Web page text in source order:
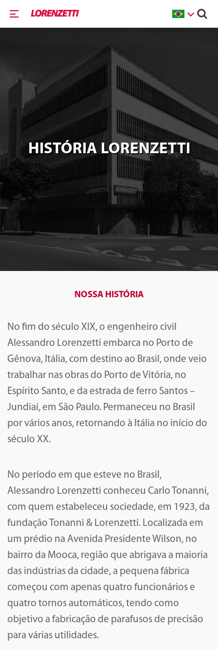
HISTÓRIA LORENZETTI
NOSSA HISTÓRIA
No fim do século XIX, o engenheiro civil
Alessandro Lorenzetti embarca no Porto de
Gênova, Itália, com destino ao Brasil, onde veio
trabalhar nas obras do Porto de Vitória, no
Espírito Santo, e da estrada de ferro Santos –
Jundiaí, em São Paulo. Permaneceu no Brasil
por vários anos, retornando à Itália no início do
século XX.
No período em que esteve no Brasil,
Alessandro Lorenzetti conheceu Carlo Tonanni,
com quem estabeleceu sociedade, em 1923, da
fundação Tonanni & Lorenzetti. Localizada em
um prédio na Avenida Presidente Wilson, no
bairro da Mooca, região que abrigava a maioria
das indústrias da cidade, a pequena fábrica
começou com apenas quatro funcionários e
quatro tornos automáticos, tendo como
objetivo a fabricação de parafusos de precisão
para várias utilidades.